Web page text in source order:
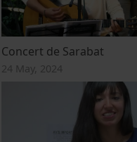
Concert de Sarabat
24 May, 2024